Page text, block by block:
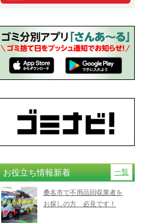
お役立ち情報新着 一覧
桑名市で不用品回収業者を
お探しの方 必見です！